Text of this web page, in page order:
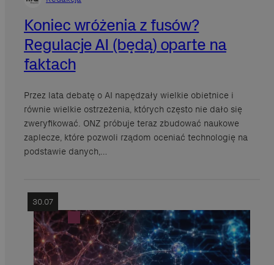
Koniec wróżenia z fusów?
Regulacje AI (będą) oparte na
faktach
Przez lata debatę o AI napędzały wielkie obietnice i
równie wielkie ostrzeżenia, których często nie dało się
zweryfikować. ONZ próbuje teraz zbudować naukowe
zaplecze, które pozwoli rządom oceniać technologię na
podstawie danych,…
30.07